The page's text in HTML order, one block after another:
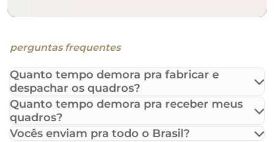
perguntas frequentes
Quanto tempo demora pra fabricar e
despachar os quadros?
Quanto tempo demora pra receber meus
quadros?
Vocês enviam pra todo o Brasil?